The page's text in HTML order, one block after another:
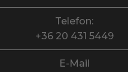
Telefon:
+36 20 431 5449
E-Mail